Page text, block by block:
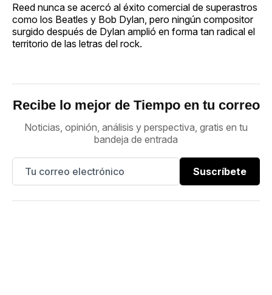
Reed nunca se acercó al éxito comercial de superastros
como los Beatles y Bob Dylan, pero ningún compositor
surgido después de Dylan amplió en forma tan radical el
territorio de las letras del rock.
Recibe lo mejor de Tiempo en tu correo
Noticias, opinión, análisis y perspectiva, gratis en tu
bandeja de entrada
Suscríbete